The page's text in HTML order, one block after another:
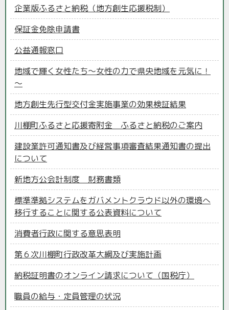
企業版ふるさと納税（地方創生応援税制）
保証金免除申請書
公益通報窓口
地域で輝く女性たち～女性の力で県央地域を元気に！
～
地方創生先行型交付金実施事業の効果検証結果
川棚町ふるさと応援寄附金 ふるさと納税のご案内
建設業許可通知書及び経営事項審査結果通知書の提出
について
新地方公会計制度 財務書類
標準準拠システムをガバメントクラウド以外の環境へ
移行することに関する公表資料について
消費者行政に関する意思表明
第６次川棚町行政改革大綱及び実施計画
納税証明書のオンライン請求について（国税庁）
職員の給与・定員管理の状況